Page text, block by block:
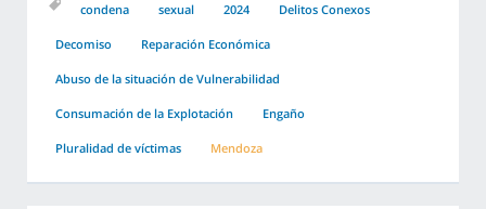
condena sexual 2024 Delitos Conexos
Decomiso Reparación Económica
Abuso de la situación de Vulnerabilidad
Consumación de la Explotación Engaño
Pluralidad de víctimas Mendoza